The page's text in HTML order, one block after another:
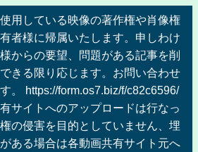
用している映像の著作権や肖像権
者様に帰属いたします。申しわけ
からの要望、問題がある記事を削
きる限り応じます。お問い合わせ
。 https://form.os7.biz/f/c82c6596/
サイトへのアップロードは行なっ
の侵害を目的としていません、埋
ある場合は各動画共有サイト元へ